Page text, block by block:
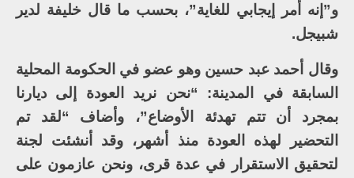
و”إنه أمر إيجابي للغاية”، بحسب ما قال خليفة لدير
شبيجل.
وقال أحمد عبد حسين وهو عضو في الحكومة المحلية
السابقة في المدينة: “نحن نريد العودة إلى ديارنا
بمجرد أن تتم تهدئة الأوضاع”، وأضاف “لقد تم
التحضير لهذه العودة منذ أشهر، وقد أنشئت لجنة
لتحقيق الاستقرار في عدة قرى، ونحن عازمون على